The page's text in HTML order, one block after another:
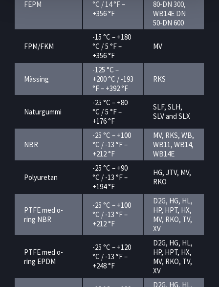
FEPM
°C / 14 °F –
+356 °F
80-DN 300,
WB14E DN
50-DN 600
FPM/FKM
-15 °C – +180
°C / 5 °F –
+356 °F
MV
Mässing
-125 °C –
+200 °C / -193
°F – +392 °F
RKS
Naturgummi
-25 °C – +80
°C / 5 °F –
+176 °F
SLF, SLH,
SLV and SLX
NBR
-25 °C – +100
°C / -13 °F –
+212 °F
MV, RKS, WB,
WB11, WB14,
WB14E
Polyuretan
-25 °C – +90
°C / -13 °F –
+194 °F
HG, JTV, MV,
RKO
PTFE med o-
ring NBR
-25 °C – +100
°C / -13 °F –
+212 °F
D2G, HG, HL,
HP, HPT, HX,
MV, RKO, TV,
XV
PTFE med o-
ring EPDM
-25 °C – +120
°C / -13 °F –
+248 °F
D2G, HG, HL,
HP, HPT, HX,
MV, RKO, TV,
XV
D2G, HG, HL,